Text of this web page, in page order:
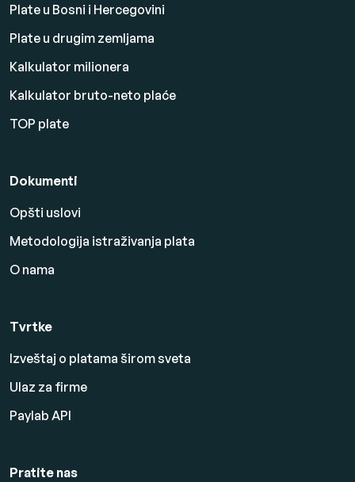
Plate u Bosni i Hercegovini
Plate u drugim zemljama
Kalkulator milionera
Kalkulator bruto-neto plaće
TOP plate
Dokumenti
Opšti uslovi
Metodologija istraživanja plata
O nama
Tvrtke
Izveštaj o platama širom sveta
Ulaz za firme
Paylab API
Pratite nas